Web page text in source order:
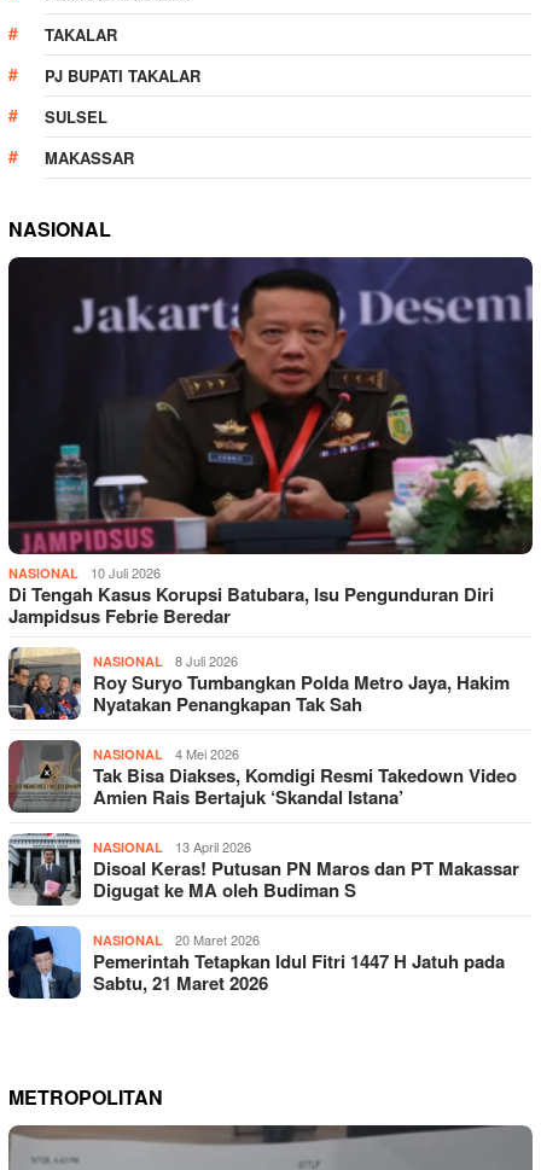
TAKALAR
PJ BUPATI TAKALAR
SULSEL
MAKASSAR
NASIONAL
NASIONAL 10 Juli 2026
Di Tengah Kasus Korupsi Batubara, Isu Pengunduran Diri
Jampidsus Febrie Beredar
NASIONAL 8 Juli 2026
Roy Suryo Tumbangkan Polda Metro Jaya, Hakim
Nyatakan Penangkapan Tak Sah
NASIONAL 4 Mei 2026
Tak Bisa Diakses, Komdigi Resmi Takedown Video
Amien Rais Bertajuk ‘Skandal Istana’
NASIONAL 13 April 2026
Disoal Keras! Putusan PN Maros dan PT Makassar
Digugat ke MA oleh Budiman S
NASIONAL 20 Maret 2026
Pemerintah Tetapkan Idul Fitri 1447 H Jatuh pada
Sabtu, 21 Maret 2026
METROPOLITAN